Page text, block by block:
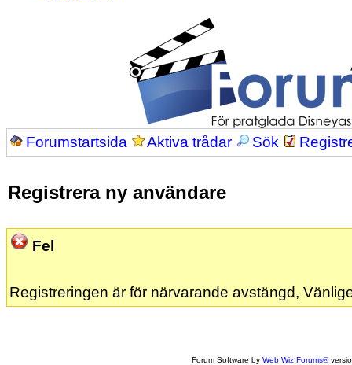
Forumstartsida Aktiva trådar Sök
Registrera ny användare
Fel
Registreringen är för närvarande avstängd,
Forum Software byWeb Wiz Forums®